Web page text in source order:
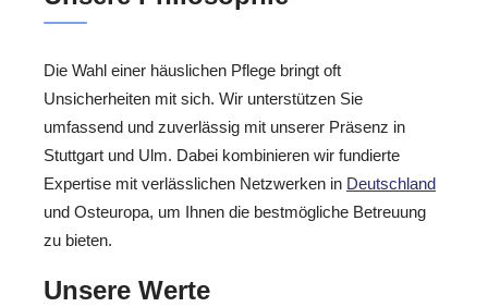
Die Wahl einer häuslichen Pflege bringt oft
Unsicherheiten mit sich. Wir unterstützen Sie
umfassend und zuverlässig mit unserer Präsenz in
Stuttgart und Ulm. Dabei kombinieren wir fundierte
Expertise mit verlässlichen Netzwerken in Deutschland
und Osteuropa, um Ihnen die bestmögliche Betreuung
zu bieten.
Unsere Werte